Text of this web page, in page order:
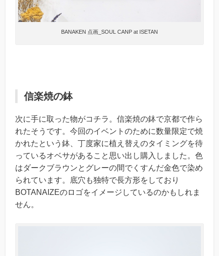
BANAKEN 点画_SOUL CANP at ISETAN
信楽焼の鉢
次に手に取った物がコチラ。信楽焼の鉢で京都で作ら
れたそうです。今回のイベントのために数量限定で焼
かれたという鉢、丁度家に植え替えのタイミングを待
っているオベサがあること思い出し購入しました。色
はダークブラウンとグレーの間でくすんだ金色で染め
られています。底穴も独特で長方形をしており
BOTANAIZEのロゴをイメージしているのかもしれま
せん。